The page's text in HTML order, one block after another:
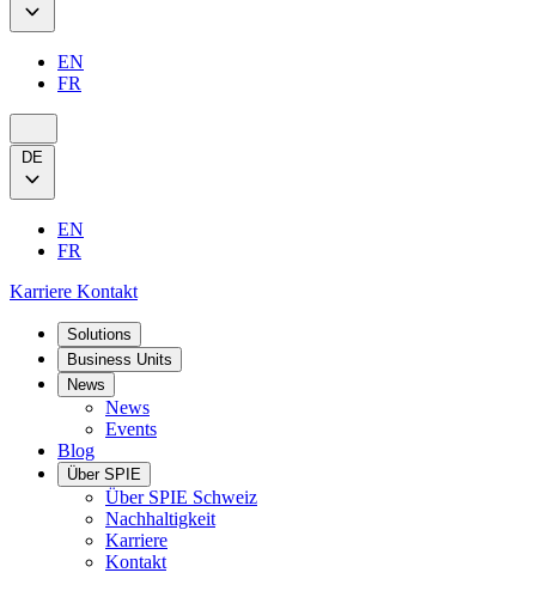
EN
FR
DE
EN
FR
Karriere Kontakt
Solutions
Business Units
News
News
Events
Blog
Über SPIE
Über SPIE Schweiz
Nachhaltigkeit
Karriere
Kontakt